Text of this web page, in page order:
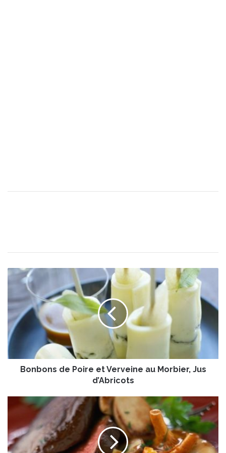
b
s
d
e
t
V
Bonbons de Poire et Verveine au Morbier, Jus
d’Abricots
é
s